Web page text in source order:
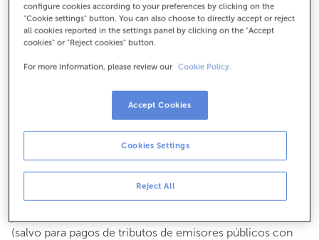
Cómo llegar
Gestiones comerciales
8:15 a 14:00.
cita previay te atenderemos el día y hora
Operaciones con efectivo
Clientes: de lunes a viernes de 8:15 a 11:00
Si no eres cliente, el horario de caja será losmartes y
(salvo para pagos de tributos de emisores públicos con
configure cookies according to your preferences by clicking on the
"Cookie settings" button. You can also choose to directly accept or reject
all cookies reported in the settings panel by clicking on the "Accept
cookies" or "Reject cookies" button.
For more information, please review our Cookie Policy.
Reject All
Cookies Settings
Accept Cookies